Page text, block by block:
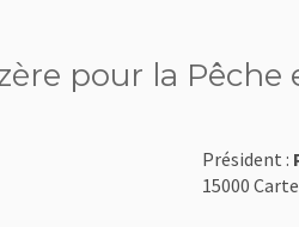
pour la
Président :
15000